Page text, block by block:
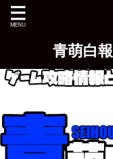
青萌白